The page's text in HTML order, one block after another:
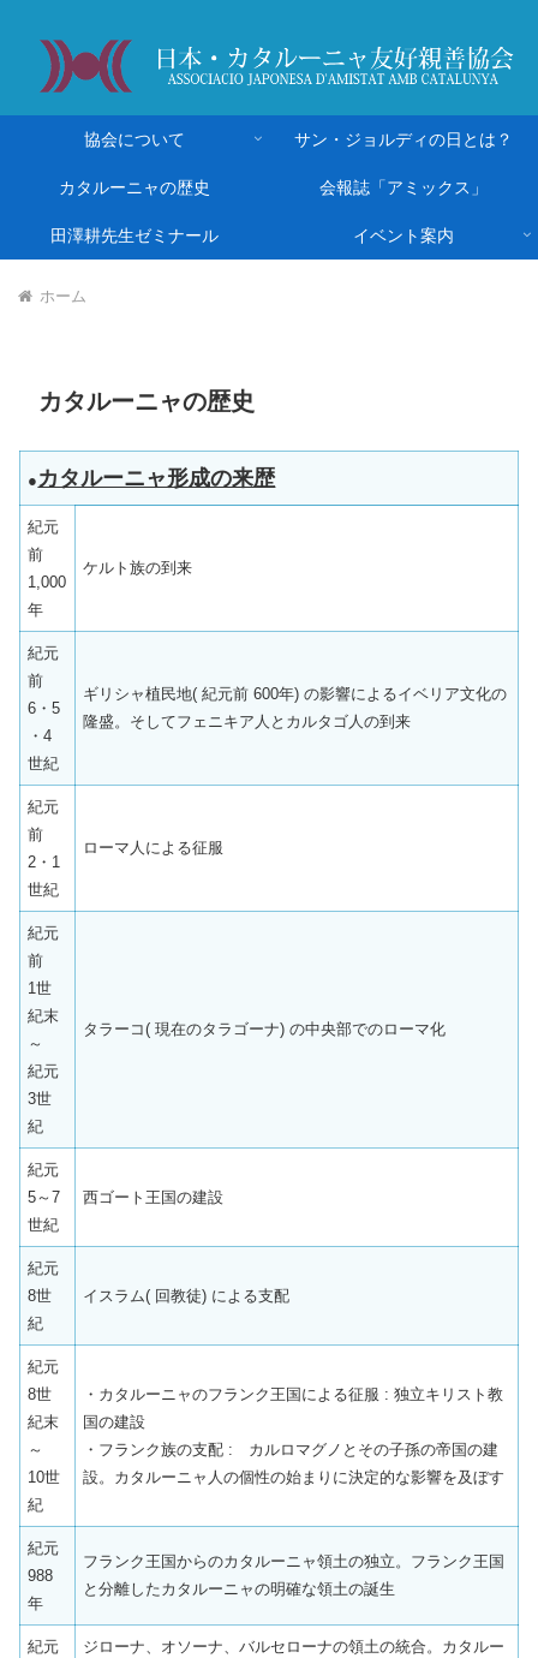
協会について サン・ジョルディの日とは？
カタルーニャの歴史 会報誌「アミックス」
田澤耕先生ゼミナール イベント案内
ホーム
カタルーニャの歴史
● カタルーニャ形成の来歴
紀元
前
1,000
年
ケルト族の到来
紀元
前
6・5
・4
世紀
ギリシャ植民地( 紀元前 600年) の影響によるイベリア文化の
隆盛。そしてフェニキア人とカルタゴ人の到来
紀元
前
2・1
世紀
ローマ人による征服
紀元
前
1世
紀末
～
紀元
3世
紀
タラーコ( 現在のタラゴーナ) の中央部でのローマ化
紀元
5～7
世紀
西ゴート王国の建設
紀元
8世
紀
イスラム( 回教徒) による支配
紀元
8世
紀末
～
10世
紀
・カタルーニャのフランク王国による征服 : 独立キリスト教
国の建設
・フランク族の支配 : カルロマグノとその子孫の帝国の建
設。カタルーニャ人の個性の始まりに決定的な影響を及ぼす
紀元
988
年
フランク王国からのカタルーニャ領土の独立。フランク王国
と分離したカタルーニャの明確な領土の誕生
紀元
ジローナ、オソーナ、バルセローナの領土の統合。カタルー